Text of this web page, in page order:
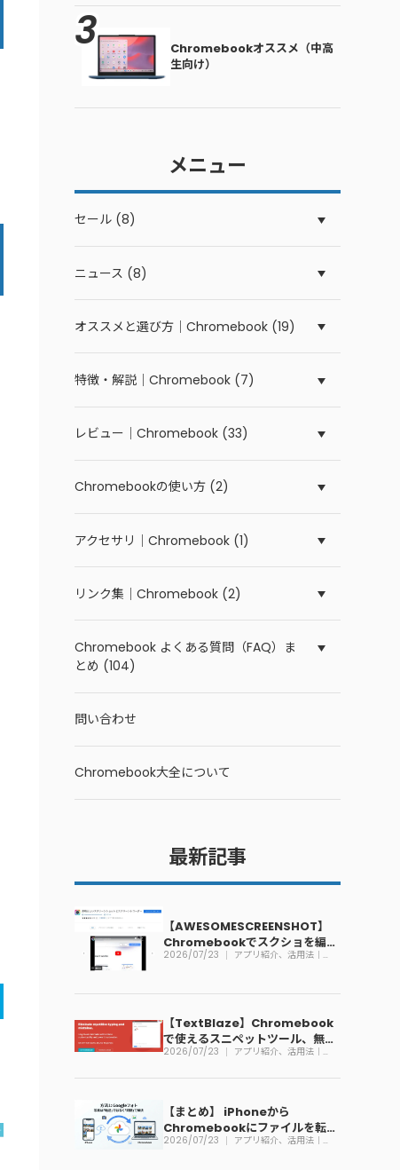
Chromebookオススメ（中高
生向け）
メニュー
セール (8)
ニュース (8)
オススメと選び方｜Chromebook (19)
特徴・解説｜Chromebook (7)
レビュー｜Chromebook (33)
Chromebookの使い方 (2)
アクセサリ｜Chromebook (1)
リンク集｜Chromebook (2)
Chromebook よくある質問（FAQ）ま
とめ (104)
問い合わせ
Chromebook大全について
最新記事
【AWESOMESCREENSHOT】
Chromebookでスクショを編集
できる拡張機能
2026/07/23 アプリ紹介、活用法｜
【TextBlaze】Chromebook
で使えるスニペットツール、無料
で利用可能
2026/07/23 アプリ紹介、活用法｜
【まとめ】 iPhoneから
Chromebookにファイルを転送
する方法
2026/07/23 アプリ紹介、活用法｜